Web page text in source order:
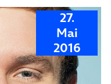
27.
Mai
2016